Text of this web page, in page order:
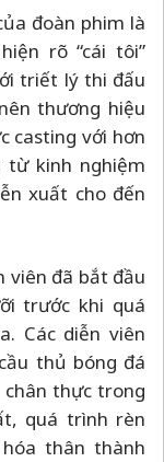
đoàn phim là
rõ “cái tôi”
triết lý thi đấu
thương hiệu
casting với hơn
từ kinh nghiệm
xuất cho đến
viên đã bắt đầu
trước khi quá
Các diễn viên
thủ bóng đá
thực trong
quá trình rèn
thân thành